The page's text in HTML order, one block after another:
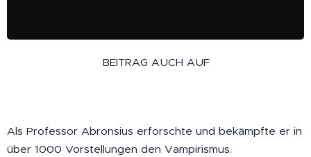
BEITRAG AUCH AUF
Als Professor Abronsius erforschte und bekämpfte er in
über 1000 Vorstellungen den Vampirismus.